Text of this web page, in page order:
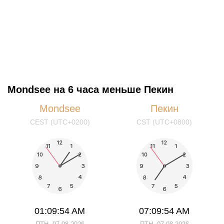
Mondsee на 6 часа меньше Пекин
Mondsee
CEST (UTC+0200)
01:09:54 AM
Пекин
CST (UTC+0800)
07:09:54 AM